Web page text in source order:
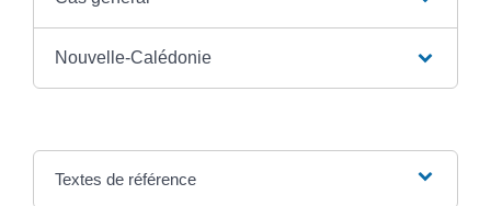
Nouvelle-Calédonie
Textes de référence